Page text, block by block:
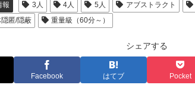
報 3人 4人 5人 アブストラクト
匿/隠蔽 重量級（60分～）
シェアする
Facebook はてブ Pocket